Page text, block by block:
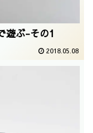
遊ぶ-その1
2018.05.08